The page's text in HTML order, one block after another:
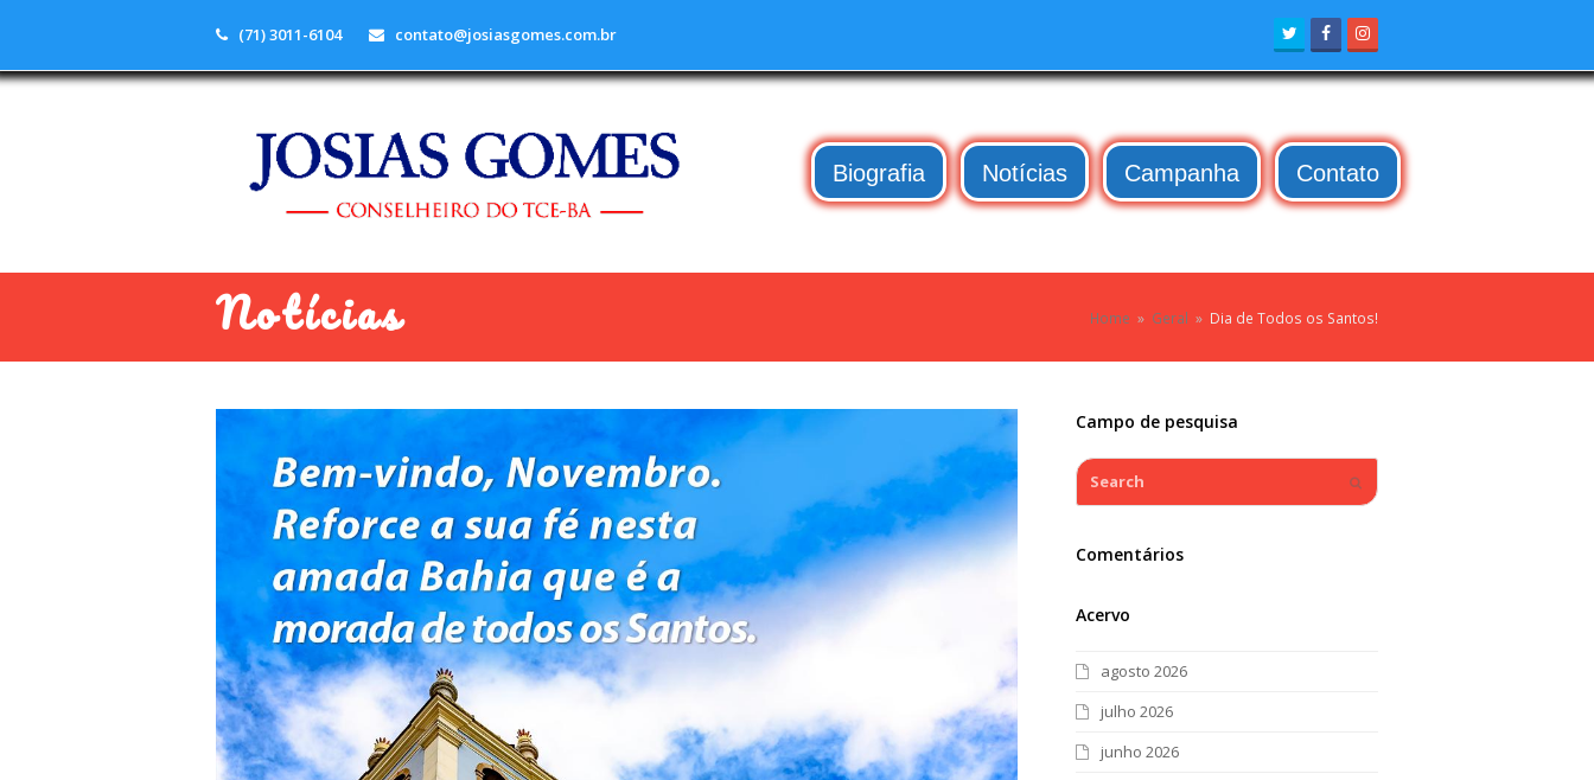
(71) 3011-6104 contato@josiasgomes.com.br TwitterFacebook
Biografia Notícias Campanha Contato
Notícias Home » Geral » Dia de Todos os Santos!
Campo de pesquisa
Search
Comentários
Acervo
agosto 2026
julho 2026
junho 2026